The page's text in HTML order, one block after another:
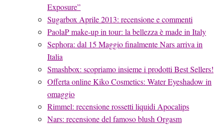
Exposure”
Sugarbox Aprile 2013: recensione e commenti
PaolaP make-up in tour: la bellezza è made in Italy
Sephora: dal 15 Maggio finalmente Nars arriva in
Italia
Smashbox: scopriamo insieme i prodotti Best Sellers!
Offerta online Kiko Cosmetics: Water Eyeshadow in
omaggio
Rimmel: recensione rossetti liquidi Apocalips
Nars: recensione del famoso blush Orgasm